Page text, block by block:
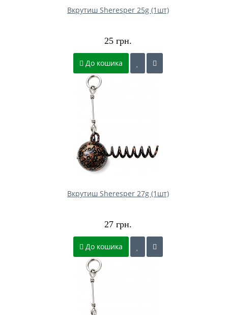
Вкрутиш Sheresper 25g (1шт)
25 грн.
До кошика
Вкрутиш Sheresper 27g (1шт)
27 грн.
До кошика